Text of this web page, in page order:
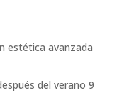
estética avanzada
del verano 9